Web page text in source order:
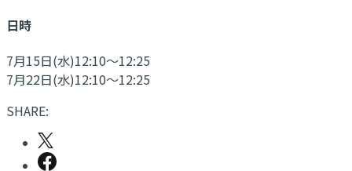
日時
7月15日(水)12:10～12:25
7月22日(水)12:10～12:25
SHARE: